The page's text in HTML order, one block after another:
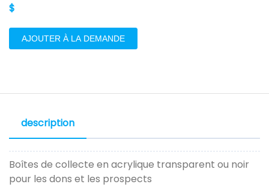
$
AJOUTER À LA DEMANDE
description
Boîtes de collecte en acrylique transparent ou noir
pour les dons et les prospects